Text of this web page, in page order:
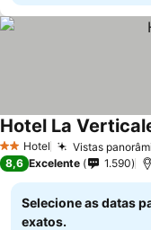
2 Estrelas
Hotel Vistas
Hotel La
8,6 Excelente 1.590
Selecione as datas
exatos.